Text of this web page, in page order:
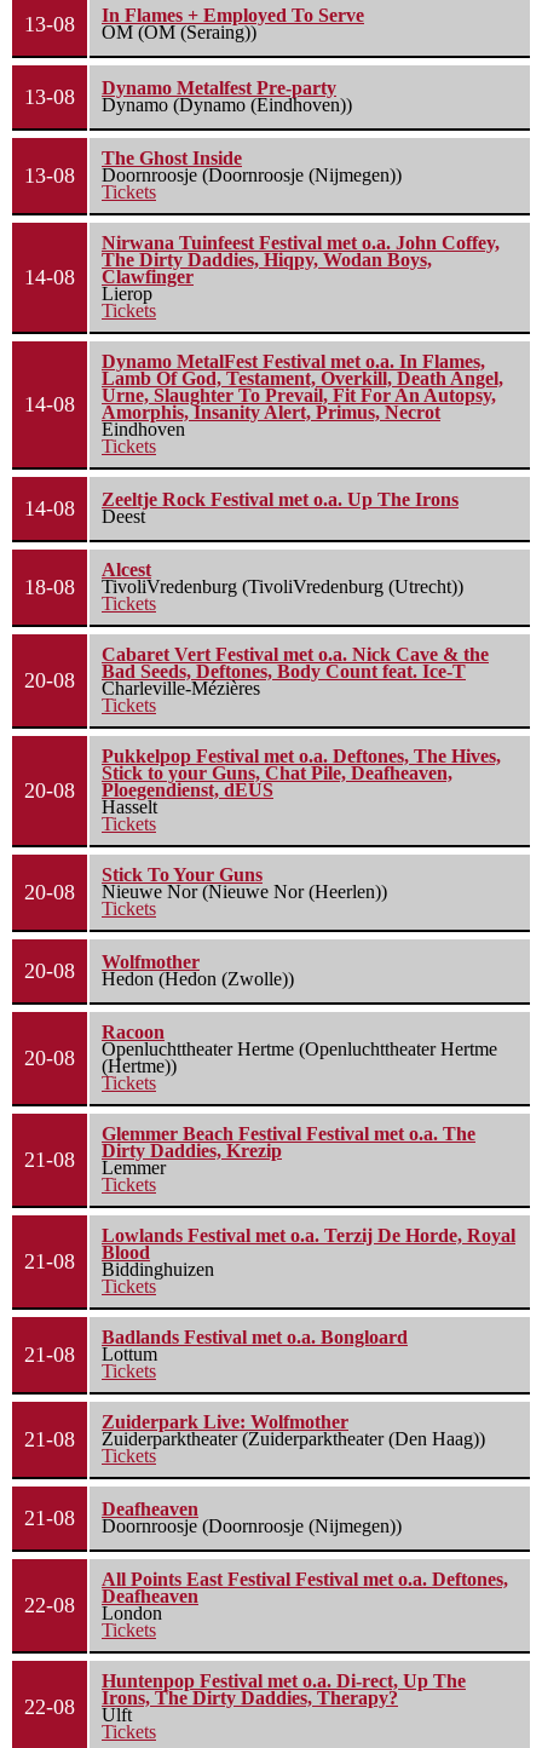
13-08
In Flames + Employed To Serve
OM (OM (Seraing))
13-08
Dynamo Metalfest Pre-party
Dynamo (Dynamo (Eindhoven))
13-08
The Ghost Inside
Doornroosje (Doornroosje (Nijmegen))
Tickets
14-08
Nirwana Tuinfeest Festival met o.a. John Coffey,
The Dirty Daddies, Hiqpy, Wodan Boys,
Clawfinger
Lierop
Tickets
14-08
Dynamo MetalFest Festival met o.a. In Flames,
Lamb Of God, Testament, Overkill, Death Angel,
Urne, Slaughter To Prevail, Fit For An Autopsy,
Amorphis, Insanity Alert, Primus, Necrot
Eindhoven
Tickets
14-08
Zeeltje Rock Festival met o.a. Up The Irons
Deest
18-08
Alcest
TivoliVredenburg (TivoliVredenburg (Utrecht))
Tickets
20-08
Cabaret Vert Festival met o.a. Nick Cave & the
Bad Seeds, Deftones, Body Count feat. Ice-T
Charleville-Mézières
Tickets
20-08
Pukkelpop Festival met o.a. Deftones, The Hives,
Stick to your Guns, Chat Pile, Deafheaven,
Ploegendienst, dEUS
Hasselt
Tickets
20-08
Stick To Your Guns
Nieuwe Nor (Nieuwe Nor (Heerlen))
Tickets
20-08
Wolfmother
Hedon (Hedon (Zwolle))
20-08
Racoon
Openluchttheater Hertme (Openluchttheater Hertme
(Hertme))
Tickets
21-08
Glemmer Beach Festival Festival met o.a. The
Dirty Daddies, Krezip
Lemmer
Tickets
21-08
Lowlands Festival met o.a. Terzij De Horde, Royal
Blood
Biddinghuizen
Tickets
21-08
Badlands Festival met o.a. Bongloard
Lottum
Tickets
21-08
Zuiderpark Live: Wolfmother
Zuiderparktheater (Zuiderparktheater (Den Haag))
Tickets
21-08
Deafheaven
Doornroosje (Doornroosje (Nijmegen))
22-08
All Points East Festival Festival met o.a. Deftones,
Deafheaven
London
Tickets
22-08
Huntenpop Festival met o.a. Di-rect, Up The
Irons, The Dirty Daddies, Therapy?
Ulft
Tickets